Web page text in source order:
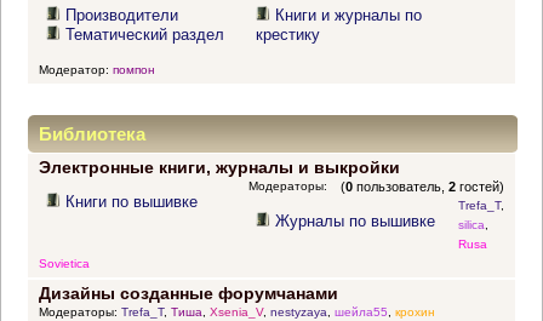
Производители
Тематический раздел
Книги и журналы по
крестику
Модератор: помпон
Библиотека
Электронные книги, журналы и выкройки
(0 пользователь,2 гостей)
Книги по вышивке
Журналы по вышивке
Модераторы:
Trefa_T,
silica,
Rusa
Sovietica
Дизайны созданные форумчанами
Модераторы: Trefa_T, Тиша, Xsenia_V, nestyzaya, шейла55, крохин